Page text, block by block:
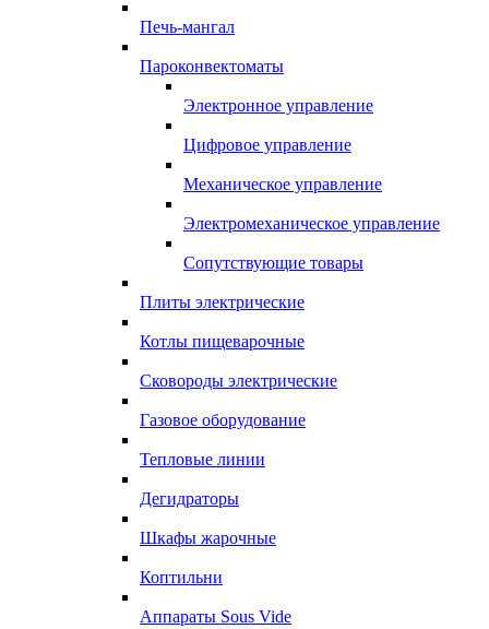
Печь-мангал
Пароконвектоматы
Электронное управление
Цифровое управление
Механическое управление
Электромеханическое управление
Сопутствующие товары
Плиты электрические
Котлы пищеварочные
Сковороды электрические
Газовое оборудование
Тепловые линии
Дегидраторы
Шкафы жарочные
Коптильни
Аппараты Sous Vide